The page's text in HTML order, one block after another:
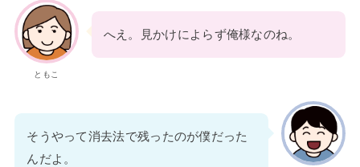
ともこ
へえ。見かけによらず俺様なのね。
そうやって消去法で残ったのが僕だった
んだよ。